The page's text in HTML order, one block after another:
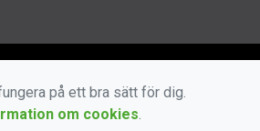
på ett bra sätt för dig.
om cookies.